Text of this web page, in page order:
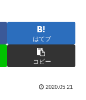
はてブ
コピー
2020.05.21